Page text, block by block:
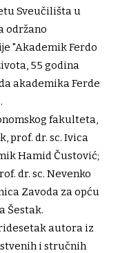
Sveučilišta u
održano
"Akademik Ferdo
55 godina
akademika Ferde
fakulteta,
prof. dr. sc. Ivica
Hamid Čustović;
dr. sc. Nevenko
Zavoda za opću
Šestak.
autora iz
i stručnih